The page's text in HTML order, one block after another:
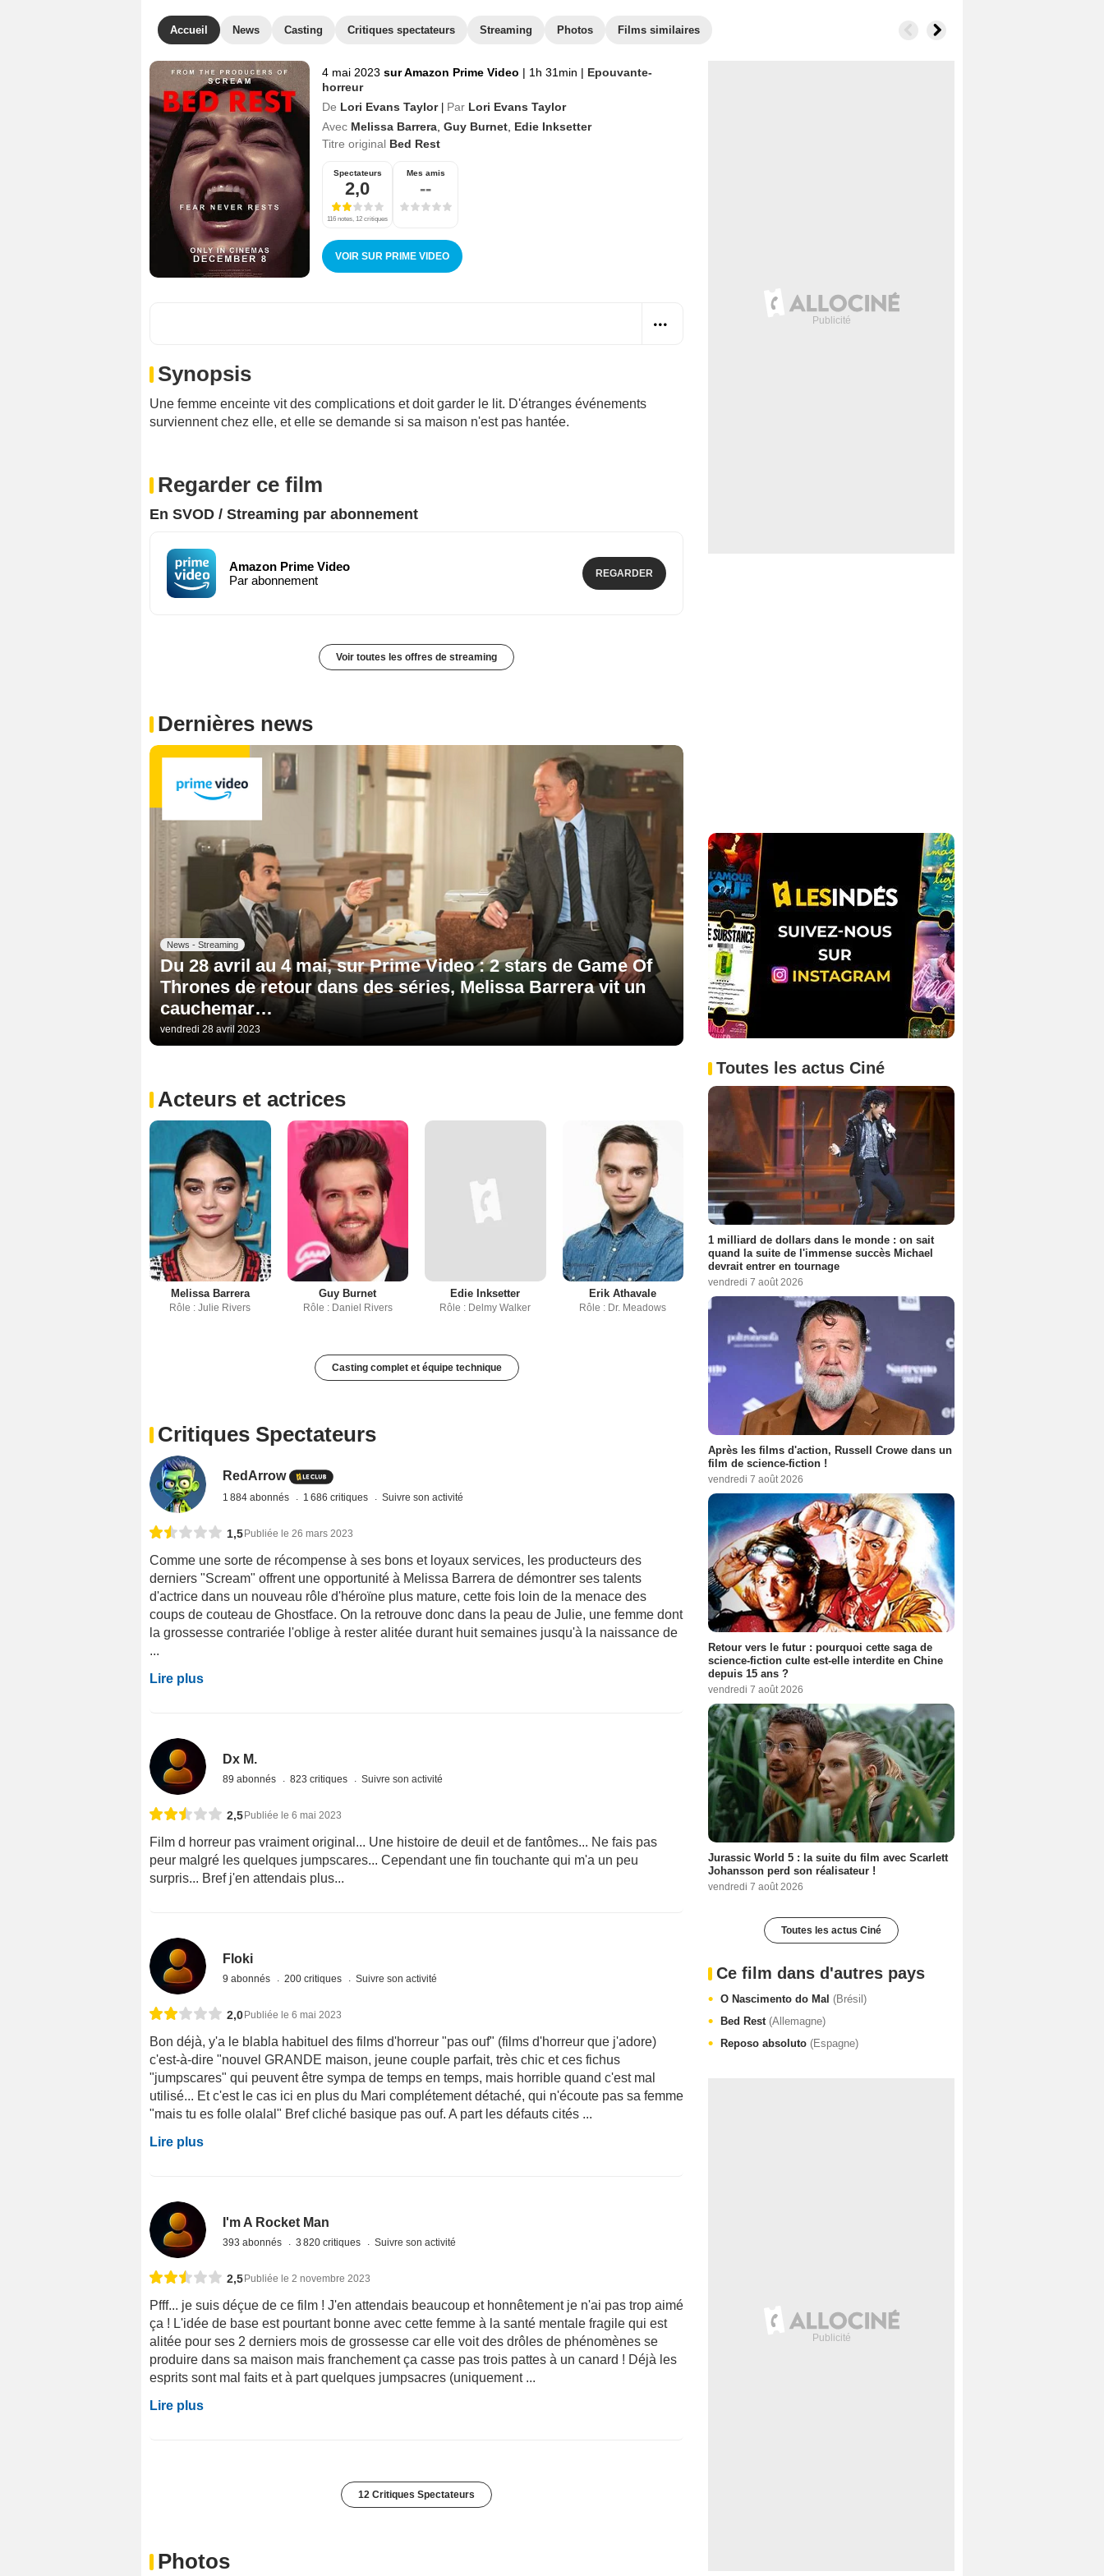
Accueil News Casting Critiques spectateurs Streaming Photos Films similaires
4 mai 2023 sur Amazon Prime Video | 1h 31min | Epouvante-
horreur
De Lori Evans Taylor Par Lori Evans Taylor
Avec Melissa Barrera Guy Burnet Edie Inksetter
Titre original Bed Rest
Spectateurs
2,0
116 notes, 12 critiques
Mes amis
--
VOIR SUR PRIME VIDEO
Synopsis
Une femme enceinte vit des complications et doit garder le lit. D'étranges événements
surviennent chez elle, et elle se demande si sa maison n'est pas hantée.
Regarder ce film
En SVOD / Streaming par abonnement
Amazon Prime Video
Par abonnement
REGARDER
Voir toutes les offres de streaming
Dernières news
News - Streaming
Du 28 avril au 4 mai, sur Prime Video : 2 stars de Game Of
Thrones de retour dans des séries, Melissa Barrera vit un
cauchemar…
vendredi 28 avril 2023
Acteurs et actrices
Melissa Barrera
Rôle : Julie Rivers
Guy Burnet
Rôle : Daniel Rivers
Edie Inksetter
Rôle : Delmy Walker
Erik Athavale
Rôle : Dr. Meadows
Casting complet et équipe technique
Critiques Spectateurs
RedArrow
1 884 abonnés 1 686 critiques Suivre son activité
1,5Publiée le 26 mars 2023
Comme une sorte de récompense à ses bons et loyaux services, les producteurs des
derniers "Scream" offrent une opportunité à Melissa Barrera de démontrer ses talents
d'actrice dans un nouveau rôle d'héroïne plus mature, cette fois loin de la menace des
coups de couteau de Ghostface. On la retrouve donc dans la peau de Julie, une femme dont
la grossesse contrariée l'oblige à rester alitée durant huit semaines jusqu'à la naissance de
...
Lire plus
Dx M.
89 abonnés 823 critiques Suivre son activité
2,5Publiée le 6 mai 2023
Film d horreur pas vraiment original... Une histoire de deuil et de fantômes... Ne fais pas
peur malgré les quelques jumpscares... Cependant une fin touchante qui m'a un peu
surpris... Bref j'en attendais plus...
Floki
9 abonnés 200 critiques Suivre son activité
2,0Publiée le 6 mai 2023
Bon déjà, y'a le blabla habituel des films d'horreur "pas ouf" (films d'horreur que j'adore)
c'est-à-dire "nouvel GRANDE maison, jeune couple parfait, très chic et ces fichus
"jumpscares" qui peuvent être sympa de temps en temps, mais horrible quand c'est mal
utilisé... Et c'est le cas ici en plus du Mari complétement détaché, qui n'écoute pas sa femme
"mais tu es folle olalal" Bref cliché basique pas ouf. A part les défauts cités ...
Lire plus
I'm A Rocket Man
393 abonnés 3 820 critiques Suivre son activité
2,5Publiée le 2 novembre 2023
Pfff... je suis déçue de ce film ! J'en attendais beaucoup et honnêtement je n'ai pas trop aimé
ça ! L'idée de base est pourtant bonne avec cette femme à la santé mentale fragile qui est
alitée pour ses 2 derniers mois de grossesse car elle voit des drôles de phénomènes se
produire dans sa maison mais franchement ça casse pas trois pattes à un canard ! Déjà les
esprits sont mal faits et à part quelques jumpsacres (uniquement ...
Lire plus
12 Critiques Spectateurs
Photos
Toutes les actus Ciné
1 milliard de dollars dans le monde : on sait
quand la suite de l'immense succès Michael
devrait entrer en tournage
vendredi 7 août 2026
Après les films d'action, Russell Crowe dans un
film de science-fiction !
vendredi 7 août 2026
Retour vers le futur : pourquoi cette saga de
science-fiction culte est-elle interdite en Chine
depuis 15 ans ?
vendredi 7 août 2026
Jurassic World 5 : la suite du film avec Scarlett
Johansson perd son réalisateur !
vendredi 7 août 2026
Toutes les actus Ciné
Ce film dans d'autres pays
O Nascimento do Mal (Brésil)
Bed Rest (Allemagne)
Reposo absoluto (Espagne)